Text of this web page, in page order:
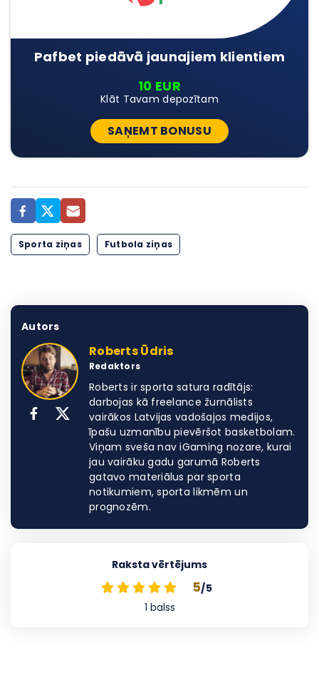
Pafbet piedāvā jaunajiem klientiem
10 EUR
Klāt Tavam depozītam
SAŅEMT BONUSU
Sporta ziņas Futbola ziņas
Autors
Roberts Ūdris
Redaktors
Roberts ir sporta satura radītājs:
darbojas kā freelance žurnālists
vairākos Latvijas vadošajos medijos,
īpašu uzmanību pievēršot basketbolam.
Viņam sveša nav iGaming nozare, kurai
jau vairāku gadu garumā Roberts
gatavo materiālus par sporta
notikumiem, sporta likmēm un
prognozēm.
Raksta vērtējums
5/5
1 balss